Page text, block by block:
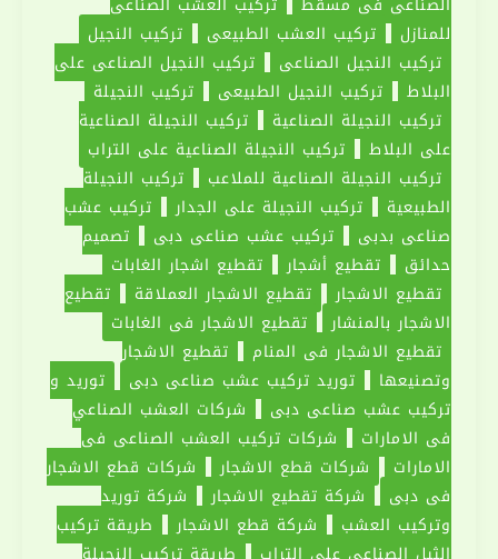
للمنازل
تركيب العشب الطبيعي
تركيب النجيل
تركيب النجيل الصناعى
تركيب النجيل الصناعي على
البلاط
تركيب النجيل الطبيعي
تركيب النجيلة
تركيب النجيلة الصناعية
تركيب النجيلة الصناعية
على البلاط
تركيب النجيلة الصناعية على التراب
تركيب النجيلة الصناعية للملاعب
تركيب النجيلة
الطبيعية
تركيب النجيلة على الجدار
تركيب عشب
صناعي بدبي
تركيب عشب صناعي دبي
تصميم
حدائق
تقطيع أشجار
تقطيع اشجار الغابات
تقطيع الاشجار
تقطيع الاشجار العملاقة
تقطيع
الاشجار بالمنشار
تقطيع الاشجار في الغابات
تقطيع الاشجار في المنام
تقطيع الاشجار
وتصنيعها
توريد تركيب عشب صناعي دبي
توريد و
تركيب عشب صناعي دبي
شركات العشب الصناعي
في الامارات
شركات تركيب العشب الصناعي في
الامارات
شركات قطع الاشجار
شركات قطع الاشجار
في دبي
شركة تقطيع الاشجار
‏شركة توريد
وتركيب العشب
شركة قطع الاشجار
طريقة تركيب